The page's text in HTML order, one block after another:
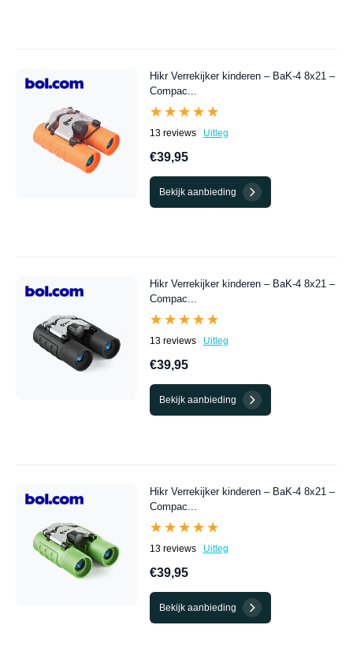
Hikr Verrekijker kinderen – BaK-4 8x21 –
Compac...
★★★★★
★★★★★
13 reviews Uitleg
€39,95
Bekijk aanbieding
Hikr Verrekijker kinderen – BaK-4 8x21 –
Compac...
★★★★★
★★★★★
13 reviews Uitleg
€39,95
Bekijk aanbieding
Hikr Verrekijker kinderen – BaK-4 8x21 –
Compac...
★★★★★
★★★★★
13 reviews Uitleg
€39,95
Bekijk aanbieding